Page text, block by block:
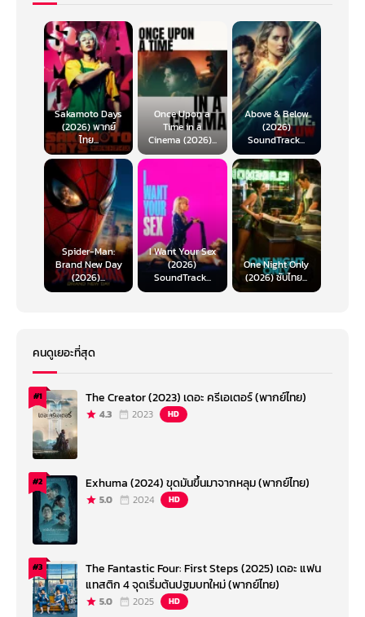
Sakamoto Days
(2026) พากย์
ไทย...
Once Upon a
Time in a
Cinema (2026)...
Above & Below
(2026)
SoundTrack...
Spider-Man:
Brand New Day
(2026)...
I Want Your Sex
(2026)
SoundTrack...
One Night Only
(2026) ซับไทย...
คนดูเยอะที่สุด
#1 The Creator (2023) เดอะ ครีเอเตอร์ (พากย์ไทย)
4.3 2023 HD
#2 Exhuma (2024) ขุดมันขึ้นมาจากหลุม (พากย์ไทย)
5.0 2024 HD
#3
The Fantastic Four: First Steps (2025) เดอะ แฟน
แทสติก 4 จุดเริ่มต้นปฐมบทใหม่ (พากย์ไทย)
5.0 2025 HD